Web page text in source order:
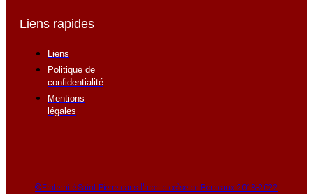
Liens rapides
Liens
Politique de
confidentialité
Mentions
légales
©Fraternité Saint Pierre dans l'archidiocèse de Bordeaux 2018-2022